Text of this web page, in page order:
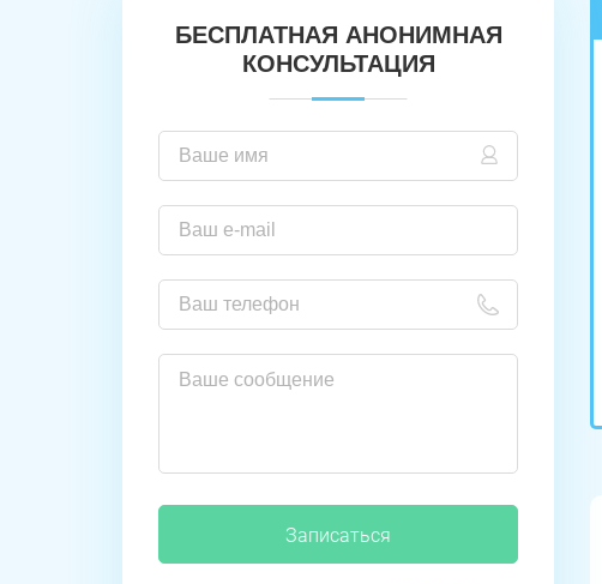
БЕСПЛАТНАЯ АНОНИМНАЯ
КОНСУЛЬТАЦИЯ
Записаться